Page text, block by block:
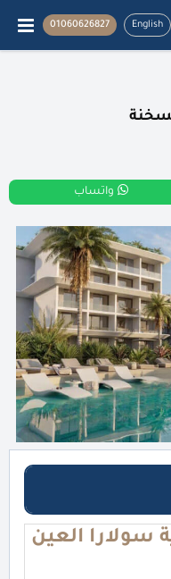
English
01060626827
واتساب
سولارا العين